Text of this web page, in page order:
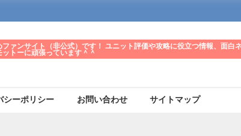
ァンサイト（非公式）です！ ユニット評価や攻略に役立つ情報、面白
トーに頑張っています＾＾
シーポリシー お問い合わせ サイトマップ